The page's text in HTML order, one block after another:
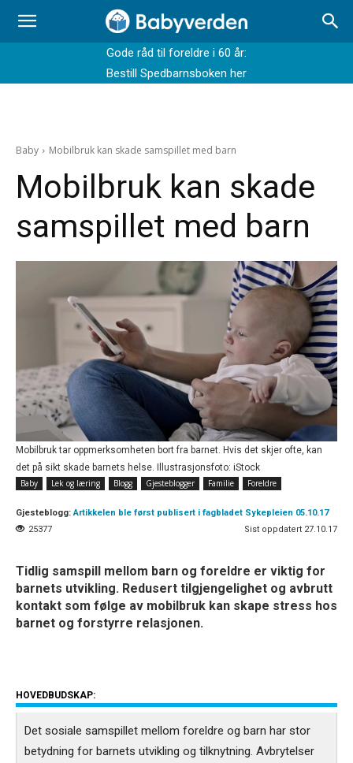
Gode råd til foreldre i 60 år:
Bestill Spedbarnsboken her
Baby Mobilbruk kan skade samspillet med barn
Mobilbruk kan skade
samspillet med barn
Mobilbruk tar oppmerksomheten bort fra barnet. Hvis det skjer ofte, kan
det på sikt skade barnets helse. Illustrasjonsfoto: iStock
Baby
Lek og læring Blogg Gjesteblogger Familie Foreldre
Gjesteblogg:Artikkelen ble først publisert i fagbladet Sykepleien 05.10.17
25377
Sist oppdatert 27.10.17
Tidlig samspill mellom barn og foreldre er viktig for
barnets utvikling. Redusert tilgjengelighet og avbrutt
kontakt som følge av mobilbruk kan skape stress hos
barnet og forstyrre relasjonen.
HOVEDBUDSKAP:
Det sosiale samspillet mellom foreldre og barn har stor
betydning for barnets utvikling og tilknytning. Avbrytelser